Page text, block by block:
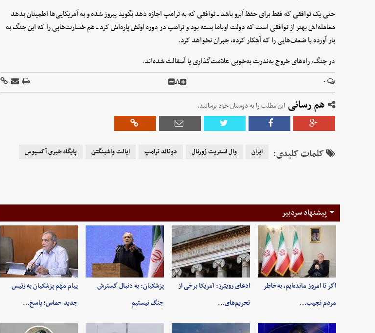
حتی یک توافقی که فقط برای حفظ آبرو باشد ــ توافقی که به ترامپ اجازه دهد بگوید پیروز شده و به آمریکایی‌ها اطمینان بدهد
معامله‌اش بهتر از توافقی است که دولت اوباما بسته بود و ترامپ در دوره اولش پاره‌اش کرد ــ هم خسارت‌هایی را که این جنگ به
بار آورده یا ضعف‌هایی را که آشکار کرده، جبران نخواهد کرد.
در جنگ، راه‌های خروج به‌ندرت به‌خوبی علامت‌گذاری یا آسفالت شده‌اند.
۰ A
هم رسانی این مطلب را به دوستان خود برسانید.
کلمات کلیدی: ایران وال استریت ژورنال دونالد ترامپ ایالت واشینگتن پایگاه خبری آکسیوس
پیشنهاد سردبیر
اگر تا امروز مانده‌ایم، به‌خاطر
مردم نجیب…
ادعای رویترز: آمریکا برخی از
تحریم‌های…
پزشکیان: به‌ دنبال گسترش
جنگ نیستیم
پیام مهم پزشکیان به رئیس
جدید حماس؛ پاسخ…